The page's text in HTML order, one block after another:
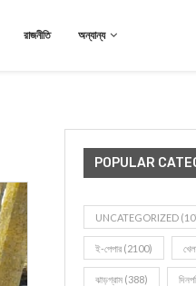
রাজনীতি অন্যান্য
POPULAR
UNCATEGORIZED
ই-পেপার (2100)
ঝাড়গ্রাম (388)